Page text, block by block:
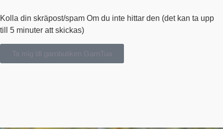
Kolla din skräpost/spam Om du inte hittar den (det kan ta upp
till 5 minuter att skickas)
Ta mig till garnbutiken GarnTua